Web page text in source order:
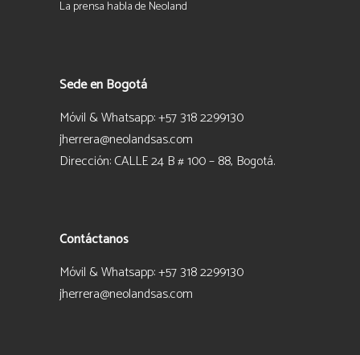
La prensa habla de Neoland
Sede en Bogotá
Móvil & Whatsapp: +57 318 2299130
jherrera@neolandsas.com
Dirección: CALLE 24 B # 100 – 88, Bogotá.
Contáctanos
Móvil & Whatsapp: +57 318 2299130
jherrera@neolandsas.com